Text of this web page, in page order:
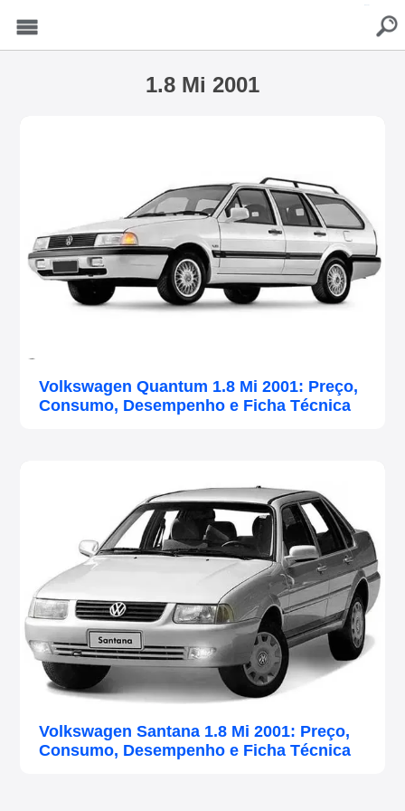
1.8 Mi 2001
Volkswagen Quantum 1.8 Mi 2001: Preço,
Consumo, Desempenho e Ficha Técnica
Volkswagen Santana 1.8 Mi 2001: Preço,
Consumo, Desempenho e Ficha Técnica